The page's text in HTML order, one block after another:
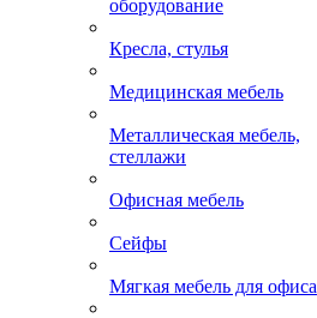
оборудование
Кресла, стулья
Медицинская мебель
Металлическая мебель,
стеллажи
Офисная мебель
Сейфы
Мягкая мебель для офиса